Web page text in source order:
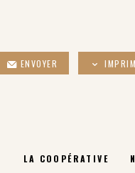
ENVOYER
LA COOPÉRATIVE